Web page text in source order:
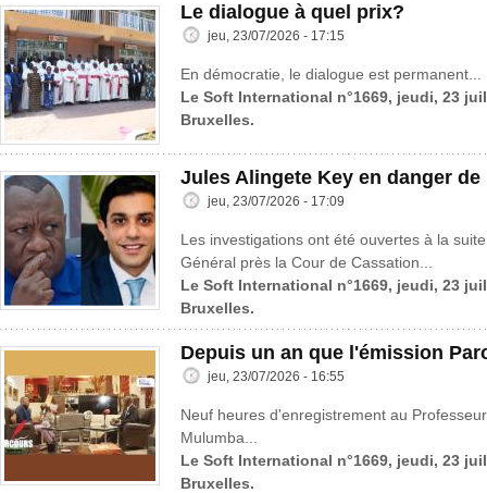
Le dialogue à quel prix?
jeu, 23/07/2026 - 17:15
En démocratie, le dialogue est permanent...
Le Soft International n°1669, jeudi, 23
Bruxelles.
Jules Alingete Key en danger de
jeu, 23/07/2026 - 17:09
Les investigations ont été ouvertes à la
Général près la Cour de Cassation...
Le Soft International n°1669, jeudi, 23
Bruxelles.
Depuis un an que l'émission
jeu, 23/07/2026 - 16:55
Neuf heures d'enregistrement au
Mulumba...
Le Soft International n°1669, jeudi, 23
Bruxelles.